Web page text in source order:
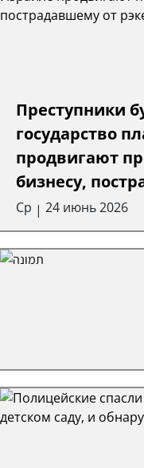
Преступники
государство
продвигают
бизнесу,
Ср | 24 июнь 2026